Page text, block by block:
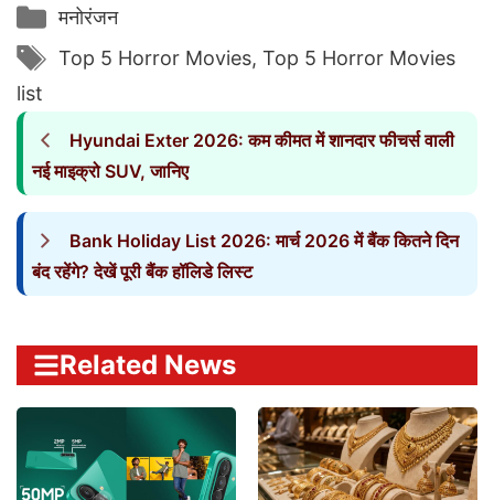
Categories
मनोरंजन
Tags
Top 5 Horror Movies, Top 5 Horror Movies
list
Hyundai Exter 2026: कम कीमत में शानदार फीचर्स वाली
नई माइक्रो SUV, जानिए
Bank Holiday List 2026: मार्च 2026 में बैंक कितने दिन
बंद रहेंगे? देखें पूरी बैंक हॉलिडे लिस्ट
Related News